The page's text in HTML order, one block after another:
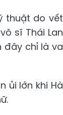
thuật do vết
sĩ Thái Lan
đây chỉ là va
ủi lớn khi Hà